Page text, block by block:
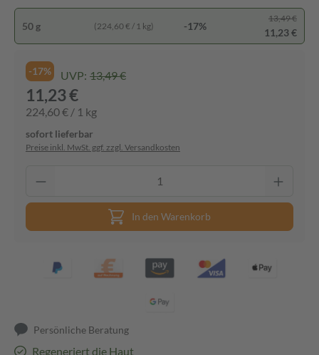
50 g (224,60 € / 1 kg) -17%
13,49 €
11,23 €
-17% UVP: 13,49 €
11,23 €
224,60 € / 1 kg
sofort lieferbar
Preise inkl. MwSt. ggf. zzgl. Versandkosten
In den Warenkorb
Persönliche Beratung
Regeneriert die Haut